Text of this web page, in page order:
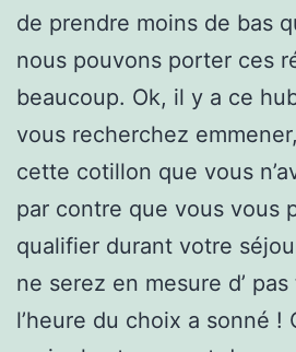
de prendre moins de bas
nous pouvons porter ces
beaucoup. Ok, il y a ce
vous recherchez
cette cotillon que vous
par contre que vous vous
qualifier durant votre
ne serez en mesure d’
l’heure du choix a sonné !